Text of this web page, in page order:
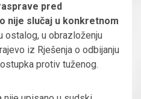
pred
nije slučaj u konkretnom
ostalog, u obrazloženju
iz Rješenja o odbijanju
protiv tuženog.